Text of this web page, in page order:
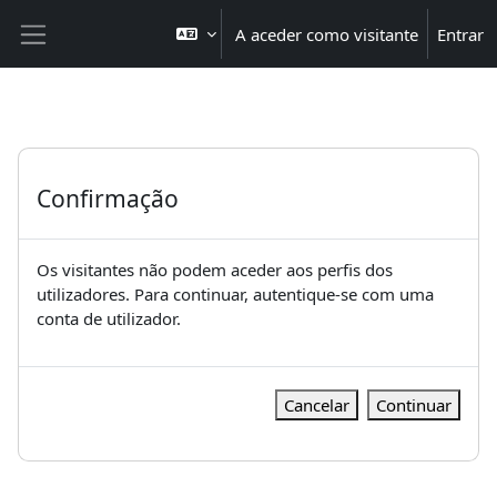
A aceder como visitante Entrar
Confirmação
Os visitantes não podem aceder aos perfis dos
utilizadores. Para continuar, autentique-se com uma
conta de utilizador.
Cancelar Continuar